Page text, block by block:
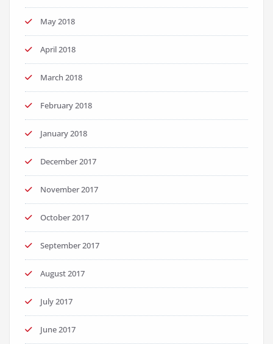
May 2018
April 2018
March 2018
February 2018
January 2018
December 2017
November 2017
October 2017
September 2017
August 2017
July 2017
June 2017